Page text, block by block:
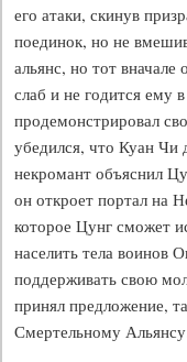
его атаки, скинув
поединок, но не
альянс, но тот
слаб и не годится ему
продемонстрировал
убедился, что Куан Чи
некромант объяснил
он откроет портал на
которое Цунг сможет
населить тела воинов
поддерживать свою
принял предложение,
Смертельному